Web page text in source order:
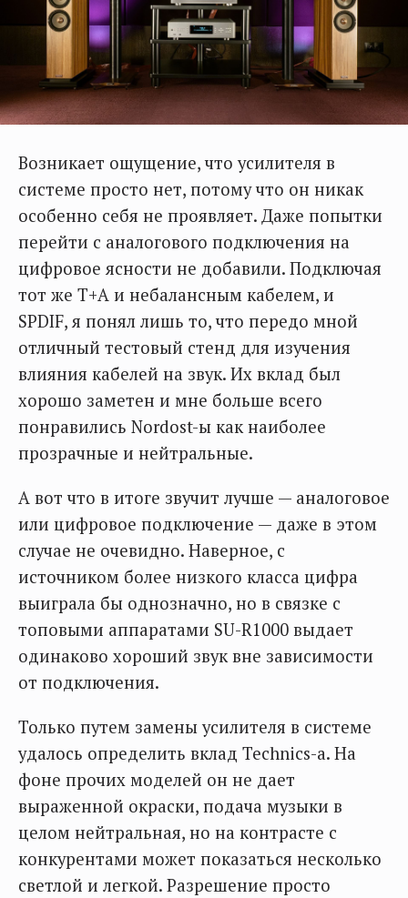
Возникает ощущение, что усилителя в
системе просто нет, потому что он никак
особенно себя не проявляет. Даже попытки
перейти с аналогового подключения на
цифровое ясности не добавили. Подключая
тот же Т+А и небалансным кабелем, и
SPDIF, я понял лишь то, что передо мной
отличный тестовый стенд для изучения
влияния кабелей на звук. Их вклад был
хорошо заметен и мне больше всего
понравились Nordost-ы как наиболее
прозрачные и нейтральные.
А вот что в итоге звучит лучше — аналоговое
или цифровое подключение — даже в этом
случае не очевидно. Наверное, с
источником более низкого класса цифра
выиграла бы однозначно, но в связке с
топовыми аппаратами SU-R1000 выдает
одинаково хороший звук вне зависимости
от подключения.
Только путем замены усилителя в системе
удалось определить вклад Technics-а. На
фоне прочих моделей он не дает
выраженной окраски, подача музыки в
целом нейтральная, но на контрасте с
конкурентами может показаться несколько
светлой и легкой. Разрешение просто